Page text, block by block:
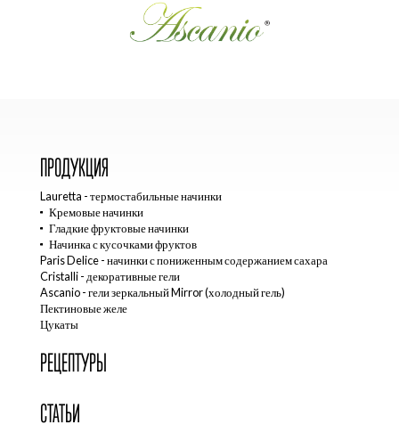
ПРОДУКЦИЯ
Lauretta - термостабильные начинки
Кремовые начинки
Гладкие фруктовые начинки
Начинка с кусочками фруктов
Paris Delice - начинки с пониженным содержанием сахара
Cristalli - декоративные гели
Ascanio - гели зеркальный Mirror (холодный гель)
Пектиновые желе
Цукаты
РЕЦЕПТУРЫ
СТАТЬИ